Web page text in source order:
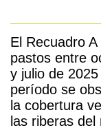
El Recuadro
pastos entre
y julio de
período se
la cobertura
las riberas del